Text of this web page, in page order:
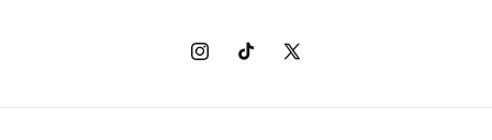
InstagramTikTok
X